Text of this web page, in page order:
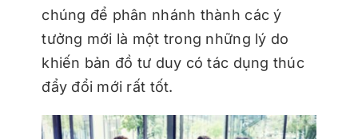
chúng để phân nhánh thành các ý
tưởng mới là một trong những lý do
khiến bản đồ tư duy có tác dụng thúc
đẩy đổi mới rất tốt.